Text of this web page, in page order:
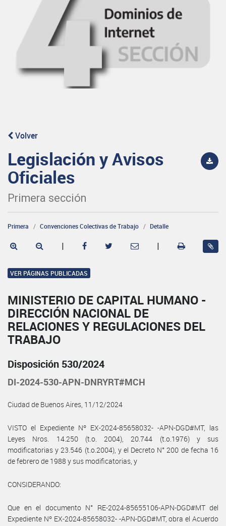
Volver
Legislación y Avisos
Oficiales
Primera sección
Primera Convenciones Colectivas de Trabajo Detalle
| |
VER PÁGINAS PUBLICADAS
MINISTERIO DE CAPITAL HUMANO -
DIRECCIÓN NACIONAL DE
RELACIONES Y REGULACIONES DEL
TRABAJO
Disposición 530/2024
DI-2024-530-APN-DNRYRT#MCH
Ciudad de Buenos Aires, 11/12/2024
VISTO el Expediente Nº EX-2024-85658032- -APN-DGD#MT, las
Leyes Nros. 14.250 (t.o. 2004), 20.744 (t.o.1976) y sus
modificatorias y 23.546 (t.o.2004), y el Decreto N° 200 de fecha 16
de febrero de 1988 y sus modificatorias, y
CONSIDERANDO:
Que en el documento N° RE-2024-85655106-APN-DGD#MT del
Expediente Nº EX-2024-85658032- -APN-DGD#MT, obra el Acuerdo